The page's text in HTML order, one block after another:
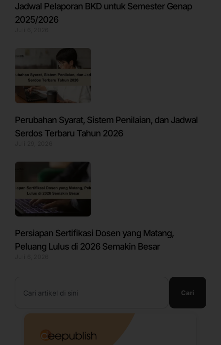
Jadwal Pelaporan BKD untuk Semester Genap
2025/2026
Perubahan Syarat, Sistem Penilaian, dan Jadwal
Serdos Terbaru Tahun 2026
Persiapan Sertifikasi Dosen yang Matang,
Peluang Lulus di 2026 Semakin Besar
Cari